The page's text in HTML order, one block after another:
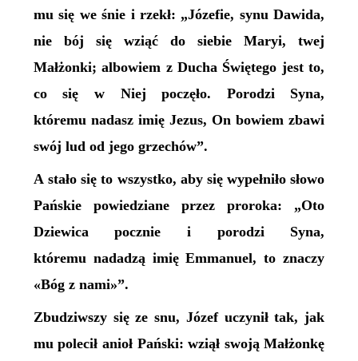
mu się we śnie i rzekł: „Józefie, synu Dawida,
nie bój się wziąć do siebie Maryi, twej
Małżonki; albowiem z Ducha Świętego jest to,
co się w Niej poczęło. Porodzi Syna,
któremu nadasz imię Jezus, On bowiem zbawi
swój lud od jego grzechów”.
A stało się to wszystko, aby się wypełniło słowo
Pańskie powiedziane przez proroka: „Oto
Dziewica pocznie i porodzi Syna,
któremu nadadzą imię Emmanuel, to znaczy
«Bóg z nami»”.
Zbudziwszy się ze snu, Józef uczynił tak, jak
mu polecił anioł Pański: wziął swoją Małżonkę